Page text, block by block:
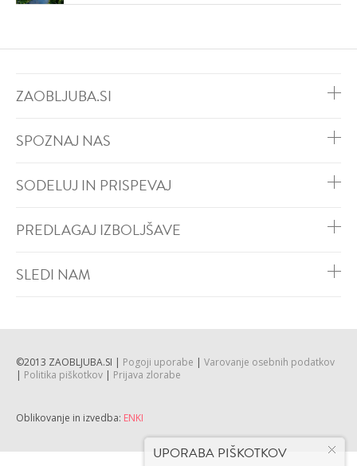
ZAOBLJUBA.SI
SPOZNAJ NAS
SODELUJ IN PRISPEVAJ
PREDLAGAJ IZBOLJŠAVE
SLEDI NAM
©2013 ZAOBLJUBA.SI | Pogoji uporabe | Varovanje osebnih podatkov
| Politika piškotkov | Prijava zlorabe
Oblikovanje in izvedba: ENKI